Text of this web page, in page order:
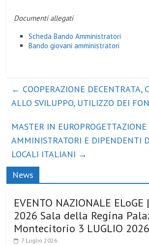
Documenti allegati
Scheda Bando Amministratori
Bando giovani amministratori
← COOPERAZIONE DECENTRATA,
ALLO SVILUPPO, UTILIZZO DEI
MASTER IN EUROPROGETTAZIONE
AMMINISTRATORI E DIPENDENTI
LOCALI ITALIANI →
News
EVENTO NAZIONALE
2026 Sala della Regina
Montecitorio 3 LUGLIO
7 Luglio 2026